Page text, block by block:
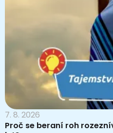
7. 8. 2026
Proč se beraní roh